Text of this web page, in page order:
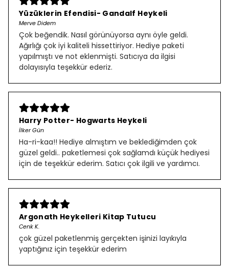
Yüzüklerin Efendisi- Gandalf Heykeli
Merve Didem
Çok beğendik. Nasıl görünüyorsa aynı öyle geldi.
Ağırlığı çok iyi kaliteli hissettiriyor. Hediye paketi
yapılmıştı ve not eklenmişti. Satıcıya da ilgisi
dolayısıyla teşekkür ederiz.
Harry Potter- Hogwarts Heykeli
İlker Gün
Ha-ri-kaa!! Hediye almıştım ve beklediğimden çok
güzel geldi.. paketlemesi çok sağlamdı küçük hediyesi
için de teşekkür ederim. Satıcı çok ilgili ve yardımcı.
Argonath Heykelleri Kitap Tutucu
Cenk K.
çok güzel paketlenmiş gerçekten işinizi layıkıyla
yaptığınız için teşekkür ederim